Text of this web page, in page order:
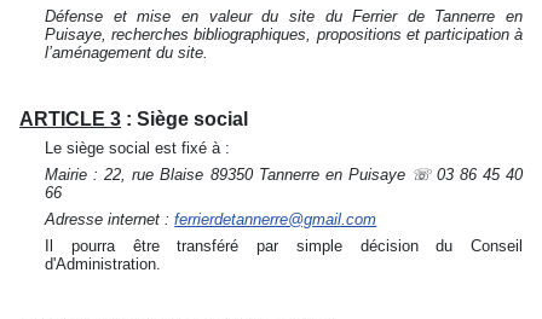
Défense et mise en valeur du site du Ferrier de Tannerre en
Puisaye, recherches bibliographiques, propositions et participation à
l’aménagement du site.
ARTICLE 3 : Siège social
Le siège social est fixé à :
Mairie : 22, rue Blaise 89350 Tannerre en Puisaye ☏ 03 86 45 40
66
Adresse internet :ferrierdetannerre@gmail.com
Il pourra être transféré par simple décision du Conseil
d'Administration.